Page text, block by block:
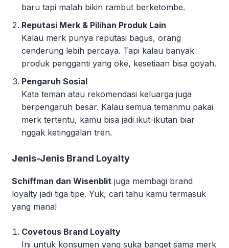
baru tapi malah bikin rambut berketombe.
Reputasi Merk & Pilihan Produk Lain
Kalau merk punya reputasi bagus, orang
cenderung lebih percaya. Tapi kalau banyak
produk pengganti yang oke, kesetiaan bisa goyah.
Pengaruh Sosial
Kata teman atau rekomendasi keluarga juga
berpengaruh besar. Kalau semua temanmu pakai
merk tertentu, kamu bisa jadi ikut-ikutan biar
nggak ketinggalan tren.
Jenis-Jenis Brand Loyalty
Schiffman dan Wisenblit juga membagi brand
loyalty jadi tiga tipe. Yuk, cari tahu kamu termasuk
yang mana!
Covetous Brand Loyalty
Ini untuk konsumen yang suka banget sama merk